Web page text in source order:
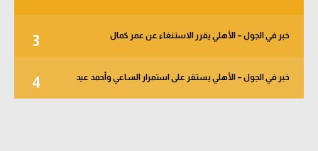
3 خبر في الجول – الأهلي يقرر الاستنغاء عن عمر كمال
4 خبر في الجول – الأهلي يستقر على استمرار الساعي وأحمد عيد